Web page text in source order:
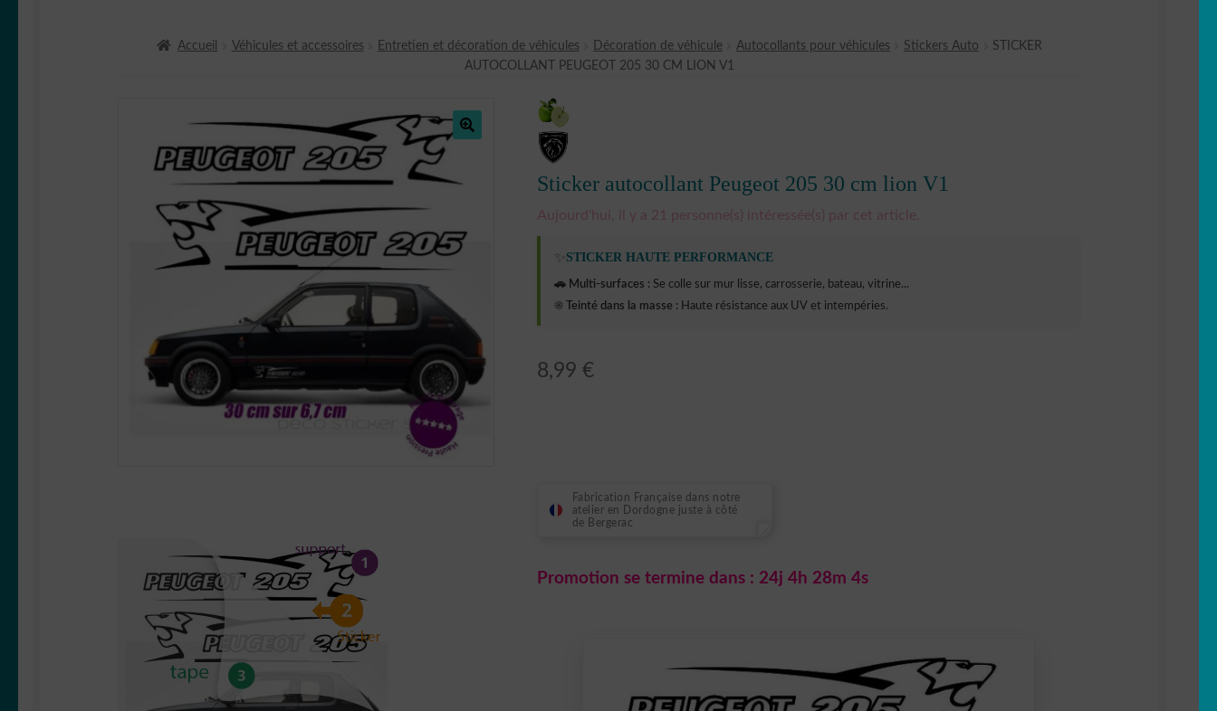
Accueil Véhicules et accessoires Entretien et décoration de véhicules Décoration de véhicule Autocollants pour véhicules Stickers Auto
STICKER
AUTOCOLLANT PEUGEOT 205 30 CM LION V1
Sticker autocollant Peugeot 205 30 cm lion V1
Aujourd'hui, il y a 21 personne(s) intéressée(s) par cet article.
STICKER HAUTE PERFORMANCE
🚗 Multi-surfaces : Se colle sur mur lisse, carrosserie, bateau, vitrine...
☀️ Teinté dans la masse : Haute résistance aux UV et intempéries.
8,99 €
Fabrication Française dans notre
atelier en Dordogne juste à côté
de Bergerac
Promotion se termine dans : 24j 4h 28m 2s